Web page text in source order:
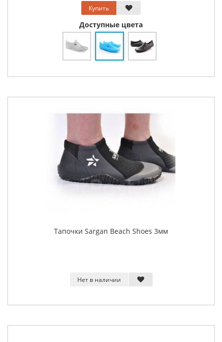
Купить
Доступные цвета
Тапочки Sargan Beach Shoes 3мм
Нет в наличии